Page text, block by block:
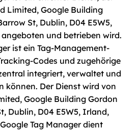
Limited, Google Building
St, Dublin, D04 E5W5,
angeboten und betrieben wird.
ist ein Tag-Management-
Codes und zugehörige
integriert, verwaltet und
können. Der Dienst wird von
Google Building Gordon
Dublin, D04 E5W5, Irland,
Tag Manager dient